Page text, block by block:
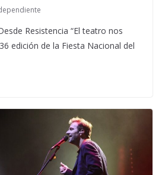
Resistencia “El teatro nos
edición de la Fiesta Nacional del